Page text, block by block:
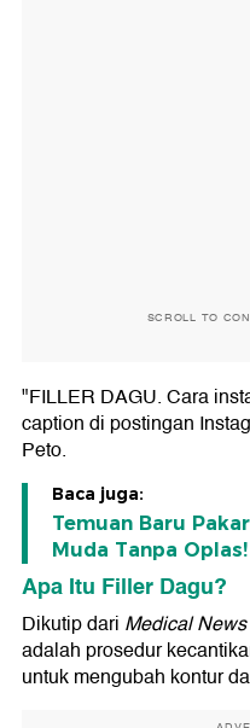
SCROLL TO
"FILLER DAGU. Cara
caption di postingan
Peto.
Baca juga:
Temuan Baru
Muda Tanpa
Apa Itu Filler Dagu?
Dikutip dari Medical
adalah prosedur
untuk mengubah kontur